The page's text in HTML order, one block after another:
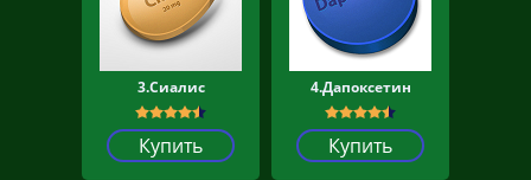
3.Сиалис
Купить
4.Дапоксетин
Купить